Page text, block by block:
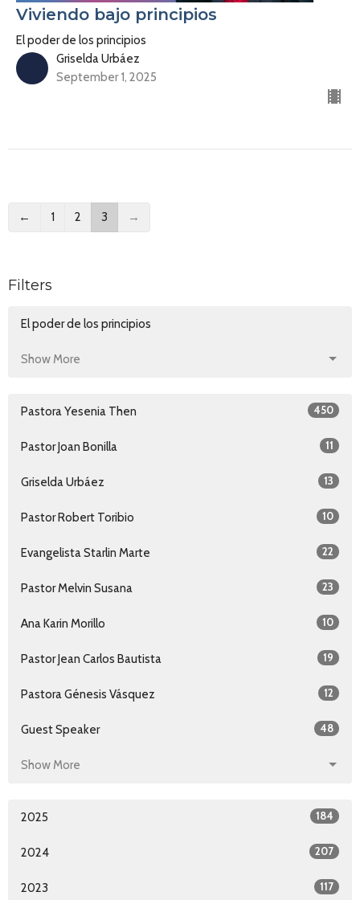
Viviendo bajo principios
El poder de los principios
Griselda Urbáez
September 1, 2025
← 1 2 3 →
Filters
El poder de los principios
Show More
Pastora Yesenia Then 450
Pastor Joan Bonilla 11
Griselda Urbáez 13
Pastor Robert Toribio 10
Evangelista Starlin Marte 22
Pastor Melvin Susana 23
Ana Karin Morillo 10
Pastor Jean Carlos Bautista 19
Pastora Génesis Vásquez 12
Guest Speaker 48
Show More
2025 184
2024 207
2023 117